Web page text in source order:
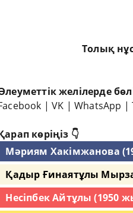
Толық
желілерде
|VK |WhatsApp |
көріңіз 👇
Мәриям Хакімжанова
Қадыр Ғинаятұлы Мырза
Несіпбек Айтұлы (1950